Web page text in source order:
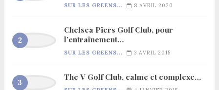
SUR LES GREENS... 8 AVRIL 2020
Chelsea Piers Golf Club, pour
l’entraînement…
SUR LES GREENS... 3 AVRIL 2015
The V Golf Club, calme et complexe…